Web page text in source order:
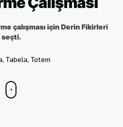
çalışması için Derin Fikirleri
seçti.
Tabela, Totem